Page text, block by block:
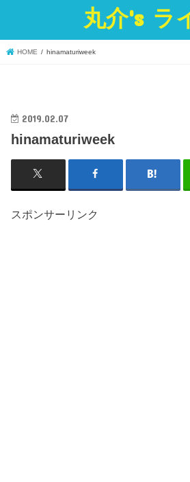
丸介's ラ
HOME hinamaturiweek
2019.02.07
hinamaturiweek
スポンサーリンク